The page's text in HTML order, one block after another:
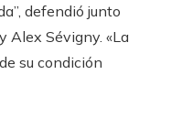
defendió junto
Alex Sévigny. «La
su condición